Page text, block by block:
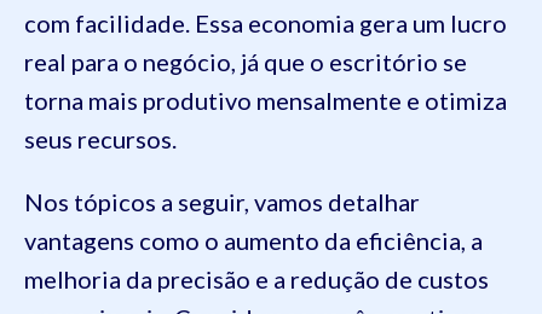
com facilidade. Essa economia gera um lucro
real para o negócio, já que o escritório se
torna mais produtivo mensalmente e otimiza
seus recursos.
Nos tópicos a seguir, vamos detalhar
vantagens como o aumento da eficiência, a
melhoria da precisão e a redução de custos